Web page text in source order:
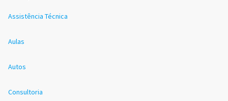
Assistência Técnica
Aulas
Autos
Consultoria